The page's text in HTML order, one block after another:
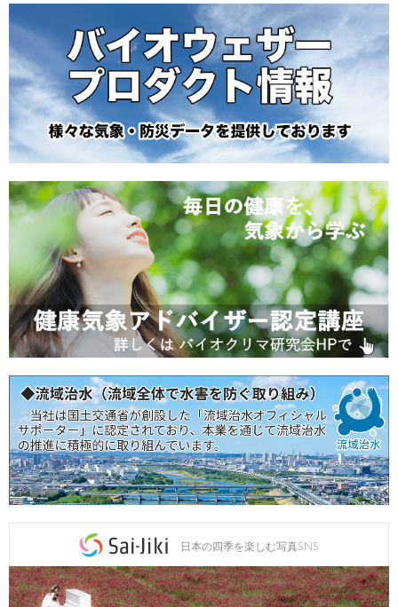
日本の四季を楽しむ写真SNS